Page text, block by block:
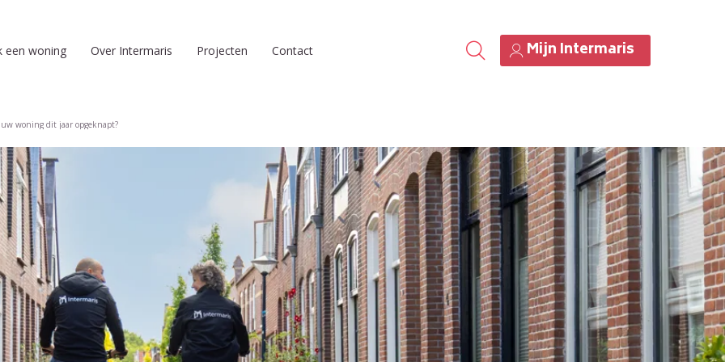
een woning Over Intermaris Projecten Contact Mijn Intermaris
woning dit jaar opgeknapt?